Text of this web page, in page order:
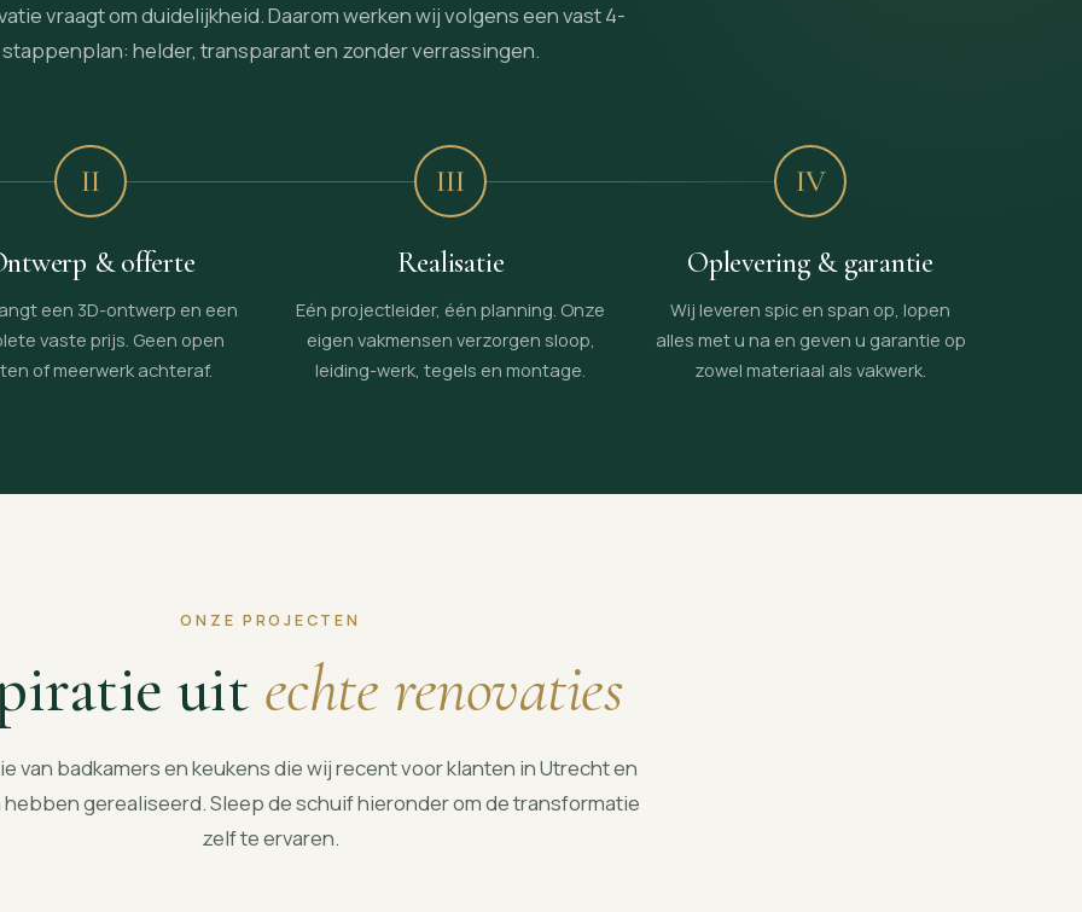
vraagt om duidelijkheid. Daarom werken wij volgens een vast 4-
stappenplan: helder, transparant en zonder verrassingen.
II
& offerte
een 3D-ontwerp en een
vaste prijs. Geen open
of meerwerk achteraf.
III
Realisatie
Eén projectleider, één planning. Onze
eigen vakmensen verzorgen sloop,
leiding-werk, tegels en montage.
IV
Oplevering & garantie
Wij leveren spic en span op, lopen
alles met u na en geven u garantie op
zowel materiaal als vakwerk.
ONZE PROJECTEN
uit echte renovaties
van badkamers en keukens die wij recent voor klanten in Utrecht en
gerealiseerd. Sleep de schuif hieronder om de transformatie
zelf te ervaren.